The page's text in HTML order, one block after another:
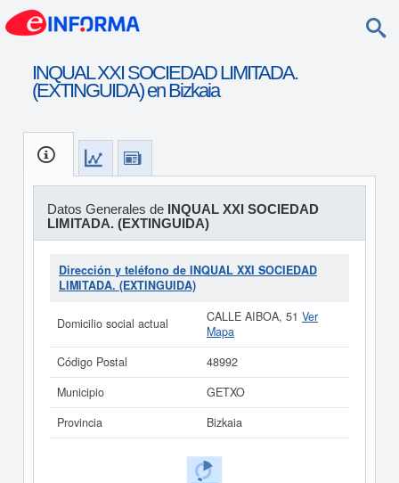
INQUAL XXI SOCIEDAD LIMITADA.
(EXTINGUIDA) en Bizkaia
Datos Generales de INQUAL XXI SOCIEDAD
LIMITADA. (EXTINGUIDA)
Dirección y teléfono de INQUAL XXI SOCIEDAD
LIMITADA. (EXTINGUIDA)
Domicilio social actual CALLE AIBOA, 51 Ver
Mapa
Código Postal
48992
Municipio
GETXO
Provincia
Bizkaia